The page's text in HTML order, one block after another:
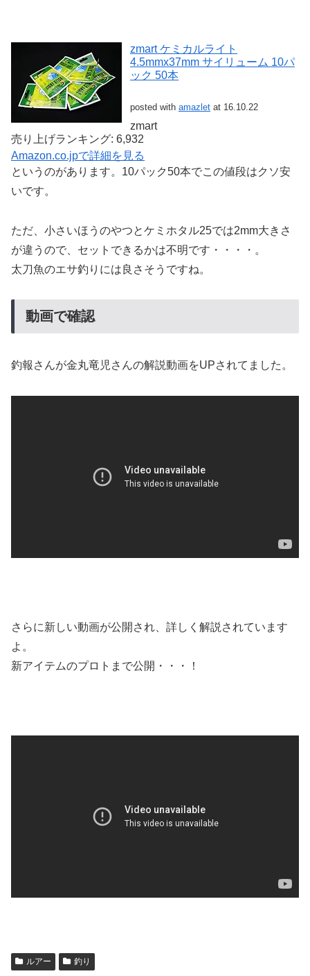
zmart ケミカルライト
4.5mmx37mm サイリューム 10パ
ック 50本
posted with amazlet at 16.10.22
zmart
売り上げランキング: 6,932
Amazon.co.jpで詳細を見る
というのがあります。10パック50本でこの値段はクソ安
いです。
ただ、小さいほうのやつとケミホタル25では2mm大きさ
が違うので、セットできるかは不明です・・・・。
太刀魚のエサ釣りには良さそうですね。
動画で確認
釣報さんが金丸竜児さんの解説動画をUPされてました。
さらに新しい動画が公開され、詳しく解説されています
よ。
新アイテムのプロトまで公開・・・！
ルアー 釣り